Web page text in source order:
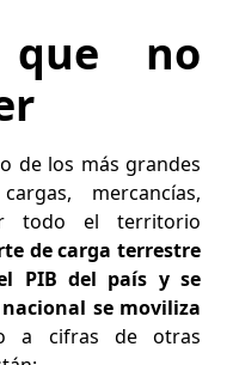
no
de los más grandes
mercancías,
todo el territorio
de carga terrestre
PIB del país y se
se moviliza
a cifras de otras